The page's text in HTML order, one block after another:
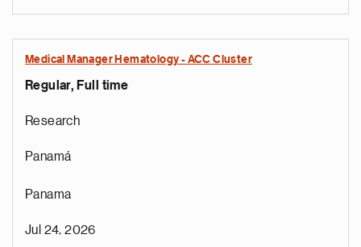
Medical Manager Hematology - ACC Cluster
Regular, Full time
Research
Panamá
Panama
Jul 24, 2026